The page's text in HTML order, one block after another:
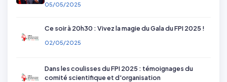
05/05/2025
Ce soir à 20h30 : Vivez la magie du Gala du FPI 2025 !
02/05/2025
Dans les coulisses du FPI 2025 : témoignages du
comité scientifique et d'organisation